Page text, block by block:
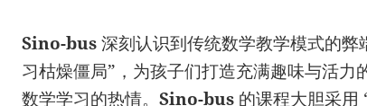
Sino-bus深刻认识到传统数学教学模式的弊
习枯燥僵局”，为孩子们打造充满趣味与活力
数学学习的热情。Sino-bus 的课程大胆采用